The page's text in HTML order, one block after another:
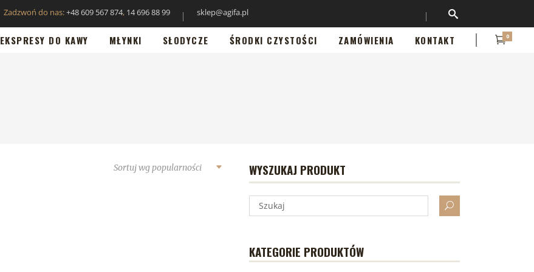
Zadzwoń do nas:+48 609 567 874, 14 696 88 99 sklep@agifa.pl
EKSPRESY DO KAWY MŁYNKI SŁODYCZE ŚRODKI CZYSTOŚCI ZAMÓWIENIA KONTAKT 0
Sortuj wg popularności WYSZUKAJ PRODUKT
KATEGORIE PRODUKTÓW